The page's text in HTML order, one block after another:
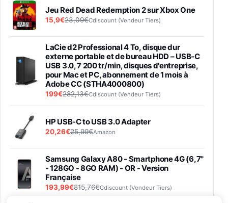
Jeu Red Dead Redemption 2 sur Xbox One
15,9€23,09€Cdiscount (Vendeur Tiers)
LaCie d2 Professional 4 To, disque dur
externe portable et de bureau HDD – USB-C
USB 3.0, 7 200 tr/min, disques d'entreprise,
pour Mac et PC, abonnement de 1 mois à
Adobe CC (STHA4000800)
199€282,13€Cdiscount (Vendeur Tiers)
HP USB-C to USB 3.0 Adapter
20,26€25,99€Amazon
Samsung Galaxy A80 - Smartphone 4G (6,7''
- 128GO - 8GO RAM) - OR - Version
Française
193,99€815,76€Cdiscount (Vendeur Tiers)